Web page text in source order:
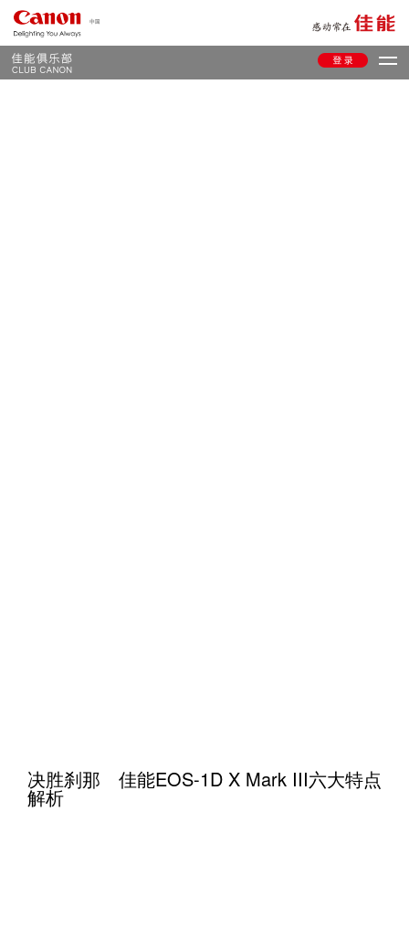
决胜刹那 佳能EOS-1D X Mark III六大特点
解析